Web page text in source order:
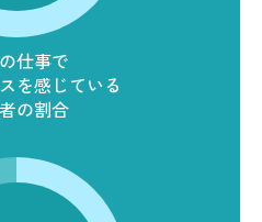
仕事で
を感じている
の割合